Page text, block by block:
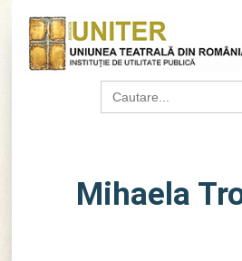
Search
for:
Mihaela